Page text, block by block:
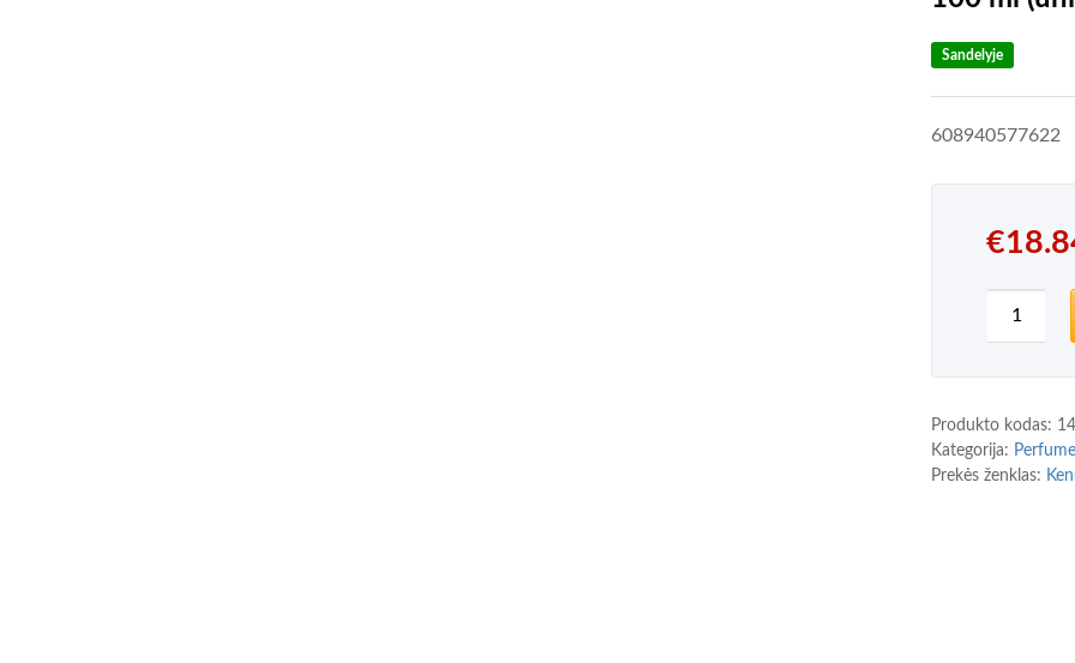
Sandelyje
608940577622
€
Produkto kodas:
Kategorija:
Prekės ženklas: